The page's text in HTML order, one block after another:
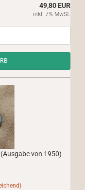
49,80 EUR
inkl. 7% MwSt.
von 1950)